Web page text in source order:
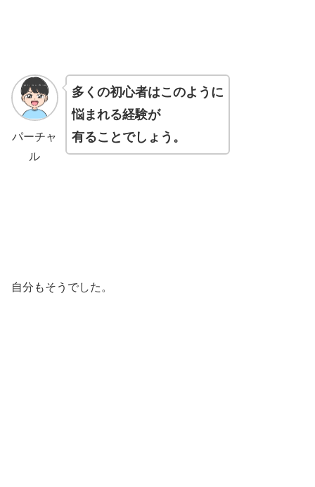
パーチャ
ル
多くの初心者はこのように
悩まれる経験が
有ることでしょう。
自分もそうでした。